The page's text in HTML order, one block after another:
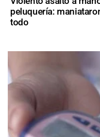
peluquería:
todo